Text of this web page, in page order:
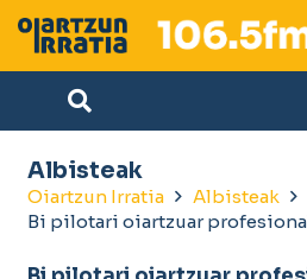
Albisteak
Oiartzun Irratia
Albisteak
Bi pilotari oiartzuar